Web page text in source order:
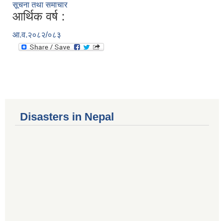
सूचना तथा समाचार
आर्थिक वर्ष :
आ.व.२०८२/०८३
Disasters in Nepal